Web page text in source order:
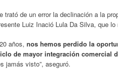
trató de un error la declinación a la
Luiz Inació Lula Da Silva, que
años, nos hemos perdido la
de mayor integración comercial
jamás visto”, aseguró.